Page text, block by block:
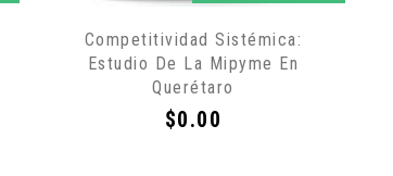
Competitividad Sistémica:
Estudio De La Mipyme En
Querétaro
Precio
$0.00